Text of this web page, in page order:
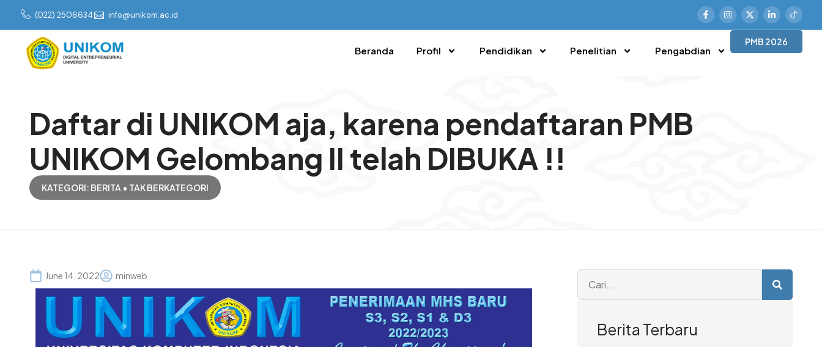
(022) 2506634 info@unikom.ac.id
Beranda Profil Pendidikan Penelitian Pengabdian
PMB 2026
Daftar di UNIKOM aja, karena pendaftaran PMB
UNIKOM Gelombang II telah DIBUKA !!
KATEGORI: BERITA • TAK BERKATEGORI
June 14, 2022 minweb
Berita Terbaru